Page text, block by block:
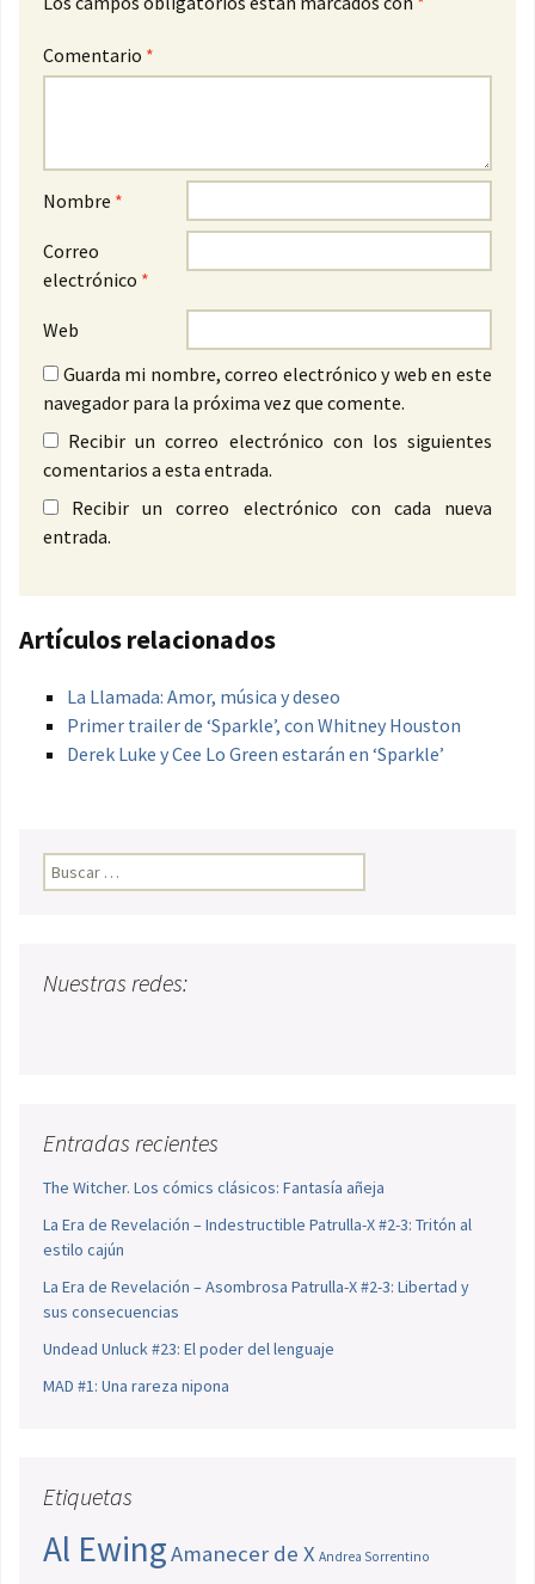
Comentario *
Nombre *
Correo
electrónico *
Web
Guarda mi nombre, correo electrónico y web en este
navegador para la próxima vez que comente.
Recibir un correo electrónico con los siguientes
comentarios a esta entrada.
Recibir un correo electrónico con cada nueva
entrada.
Artículos relacionados
La Llamada: Amor, música y deseo
Primer trailer de ‘Sparkle’, con Whitney Houston
Derek Luke y Cee Lo Green estarán en ‘Sparkle’
Buscar:
Nuestras redes:
Entradas recientes
The Witcher. Los cómics clásicos: Fantasía añeja
La Era de Revelación – Indestructible Patrulla-X #2-3: Tritón al
estilo cajún
La Era de Revelación – Asombrosa Patrulla-X #2-3: Libertad y
sus consecuencias
Undead Unluck #23: El poder del lenguaje
MAD #1: Una rareza nipona
Etiquetas
Al EwingAmanecer de X Andrea Sorrentino